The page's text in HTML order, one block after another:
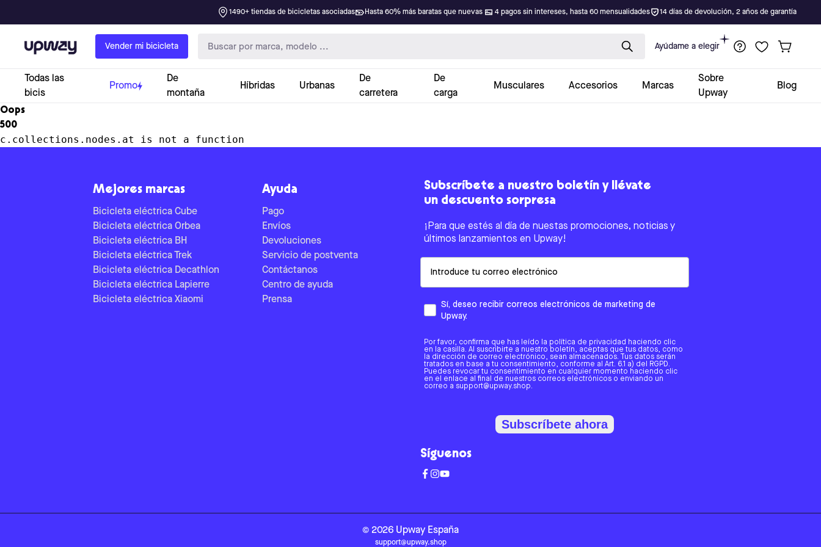
1490+ tiendas de bicicletas asociadas Hasta 60% más baratas que nuevas 4 pagos sin intereses, hasta 60 mensualidades 14 días de devolución, 2 años de garantía
Upway Vender mi bicicleta Ayúdame a elegir
Todas las
bicis
Promo
De
montaña
Híbridas Urbanas
De
carretera
De
carga
Musculares Accesorios Marcas
Sobre
Upway
Blog
Oops
500
c.collections.nodes.at is not a function
Mejores marcas
Bicicleta eléctrica Cube
Bicicleta eléctrica Orbea
Bicicleta eléctrica BH
Bicicleta eléctrica Trek
Bicicleta eléctrica Decathlon
Bicicleta eléctrica Lapierre
Bicicleta eléctrica Xiaomi
Ayuda
Pago
Envíos
Devoluciones
Servicio de postventa
Contáctanos
Centro de ayuda
Prensa
Subscríbete a nuestro boletín y llévate
un descuento sorpresa
¡Para que estés al día de nuestas promociones, noticias y
últimos lanzamientos en Upway!
Sí, deseo recibir correos electrónicos de marketing de
Upway.
Por favor, confirma que has leído la política de privacidad haciendo clic
en la casilla. Al suscribirte a nuestro boletín, aceptas que tus datos, como
la dirección de correo electrónico, sean almacenados. Tus datos serán
tratados en base a tu consentimiento, conforme al Art. 6.1 a) del RGPD.
Puedes revocar tu consentimiento en cualquier momento haciendo clic
en el enlace al final de nuestros correos electrónicos o enviando un
correo a support@upway.shop.
Subscríbete ahora
Síguenos
© 2026 Upway España
support@upway.shop